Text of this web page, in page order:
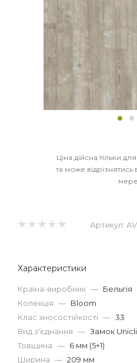
Ціна дійсна тільки
та може відрізнятись
Артикул:
Характеристики
Країна-виробник — Бельгія
Колекція — Bloom
Клас зносостійкості — 33
Вид з'єднання — Замок
Товщина — 6 мм (5+1)
Ширина — 209 мм